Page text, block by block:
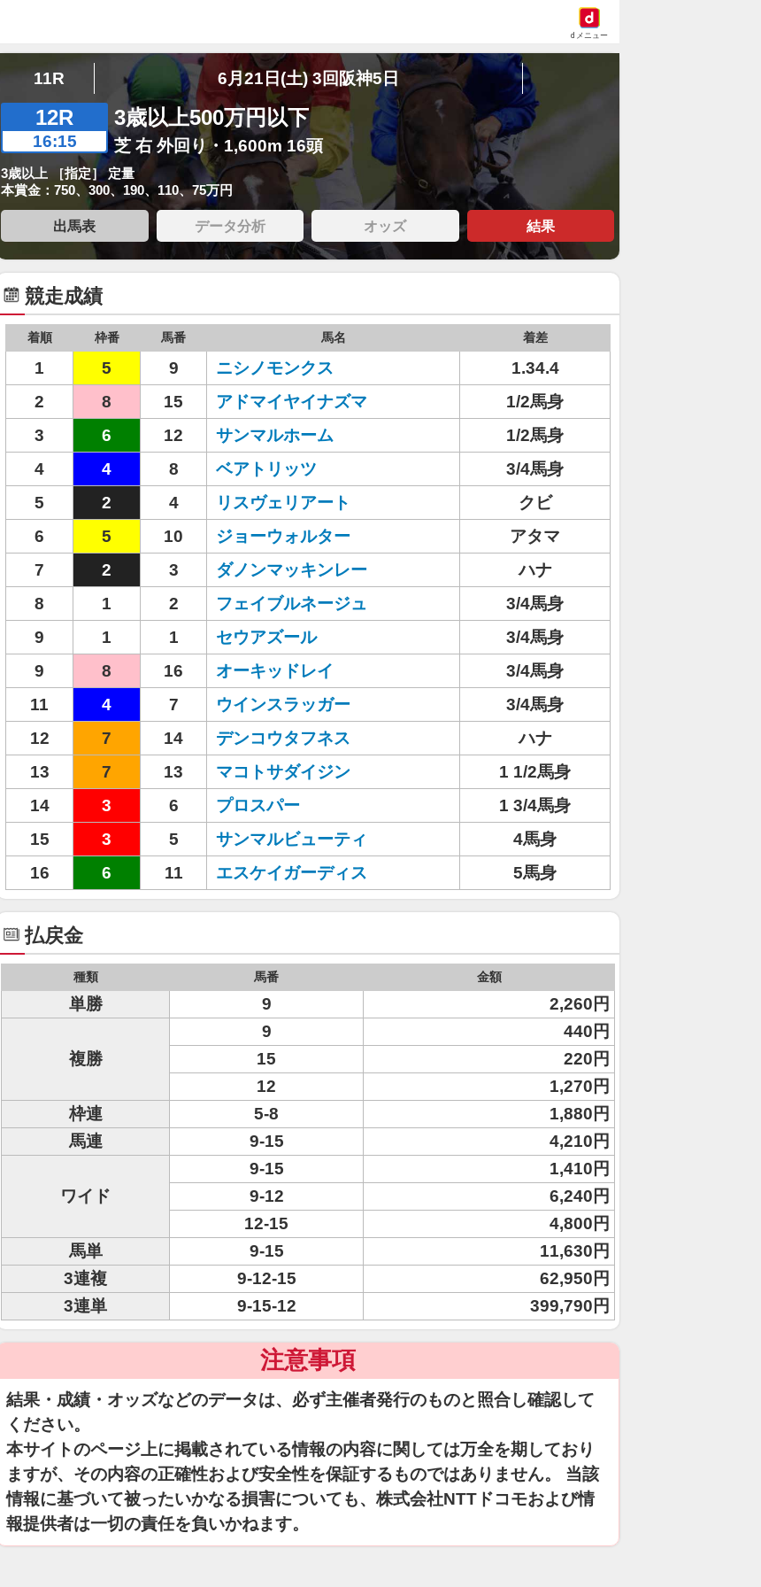
dメニュー
11R 6月21日(土) 3回阪神5日
12R
16:15
3歳以上500万円以下
芝 右 外回り・1,600m 16頭
3歳以上 ［指定］ 定量
本賞金：750、300、190、110、75万円
出馬表 データ分析 オッズ 結果
競走成績
着順 枠番 馬番 馬名 着差
1 5 9 ニシノモンクス
1.34.4
2
8 15 アドマイヤイナズマ
1/2馬身
3
6 12 サンマルホーム
1/2馬身
4
4 8 ベアトリッツ
3/4馬身
5
2 4 リスヴェリアート
クビ
6
5 10 ジョーウォルター
アタマ
7
2 3 ダノンマッキンレー
ハナ
8
1 2 フェイブルネージュ
3/4馬身
9
1 1 セウアズール
3/4馬身
9
8 16 オーキッドレイ
3/4馬身
11
4 7 ウインスラッガー
3/4馬身
12
7 14 デンコウタフネス
ハナ
13
7 13 マコトサダイジン
1 1/2馬身
14
3 6 プロスパー
1 3/4馬身
15
3 5 サンマルビューティ
4馬身
16
6 11 エスケイガーディス 5馬身
払戻金
種類 馬番 金額
単勝 9 2,260円
複勝
9
440円
15
220円
12
1,270円
枠連
5-8
1,880円
馬連
9-15 4,210円
ワイド
9-15
1,410円
9-12
6,240円
12-15
4,800円
馬単
9-15
11,630円
3連複
9-12-15
62,950円
3連単
9-15-12 399,790円
注意事項
結果・成績・オッズなどのデータは、必ず主催者発行のものと照合し確認して
ください。
本サイトのページ上に掲載されている情報の内容に関しては万全を期しており
ますが、その内容の正確性および安全性を保証するものではありません。 当該
情報に基づいて被ったいかなる損害についても、株式会社NTTドコモおよび情
報提供者は一切の責任を負いかねます。